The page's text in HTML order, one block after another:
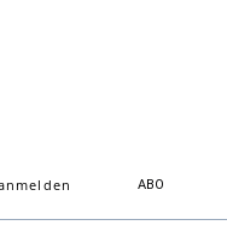
ABO